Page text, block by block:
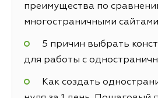
преимущества по
многостраничными сайтами
5 причин выбрать
для работы с
Как создать